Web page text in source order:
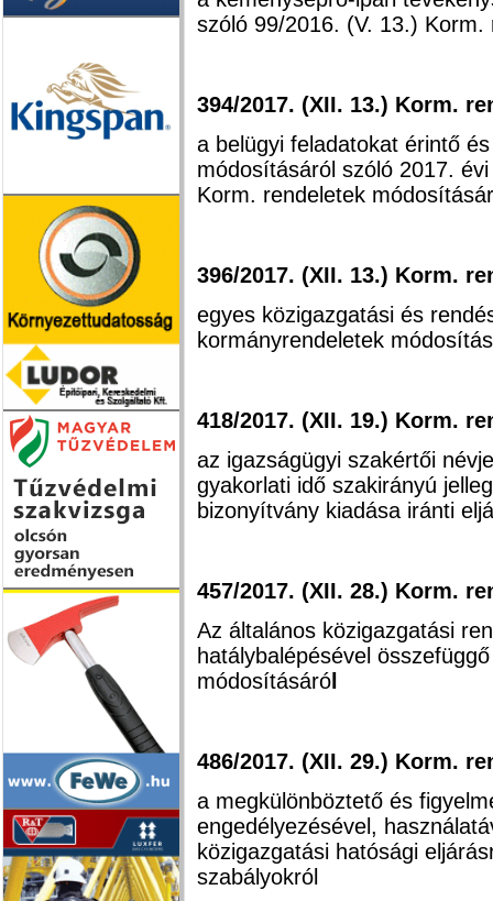
szóló 99/2016. (V. 13.)
394/2017. (XII. 13.) Korm.
a belügyi feladatokat érintő
módosításáról szóló 2017.
Korm. rendeletek
396/2017. (XII. 13.) Korm.
egyes közigazgatási és
kormányrendeletek
418/2017. (XII. 19.) Korm.
az igazságügyi szakértői
gyakorlati idő szakirányú
bizonyítvány kiadása iránti
457/2017. (XII. 28.) Korm.
Az általános közigazgatási
hatálybalépésével
módosításáró
486/2017. (XII. 29.) Korm.
a megkülönböztető és
engedélyezésével,
közigazgatási hatósági
szabályokról